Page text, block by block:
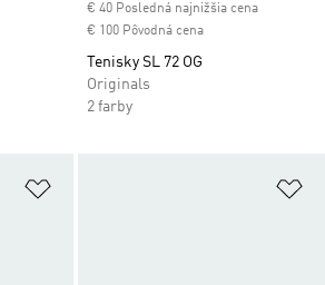
€ 40 Posledná najnižšia cena
€ 100 Pôvodná cena
Tenisky SL 72 OG
Originals
2 farby
Pridať do zoznamu želaných